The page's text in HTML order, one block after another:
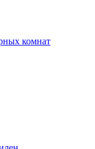
комнат